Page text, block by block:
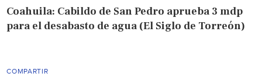
Coahuila: Cabildo de San Pedro aprueba 3 mdp
para el desabasto de agua (El Siglo de Torreón)
COMPARTIR